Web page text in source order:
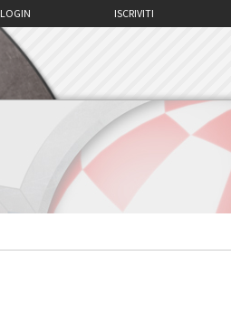
ISCRIVITI
LOGIN